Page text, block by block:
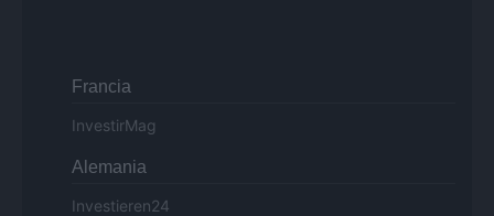
Francia
InvestirMag
Alemania
Investieren24